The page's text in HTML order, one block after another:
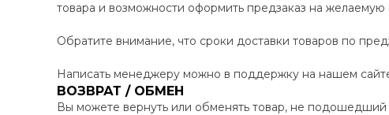
товара и возможности оформить предзаказ на
Обратите внимание, что сроки доставки товаров по
Написать менеджеру можно в поддержку на нашем
ВОЗВРАТ / ОБМЕН
Вы можете вернуть или обменять товар, не